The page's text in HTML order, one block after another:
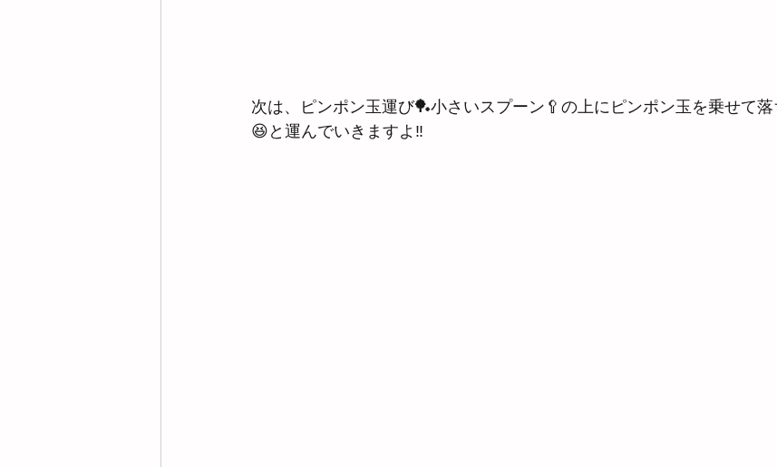
次は、ピンポン玉運び🏓小さいスプーン🥄の上にピンポン玉を乗せて
😆と運んでいきますよ‼